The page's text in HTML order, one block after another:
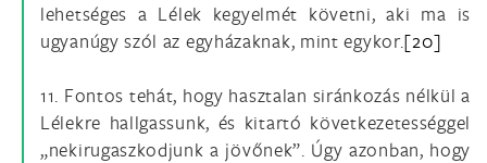
lehetséges a Lélek kegyelmét követni, aki ma is
ugyanúgy szól az egyházaknak, mint egykor.[20]
11. Fontos tehát, hogy hasztalan siránkozás nélkül a
Lélekre hallgassunk, és kitartó következetességgel
„nekirugaszkodjunk a jövőnek”. Úgy azonban, hogy